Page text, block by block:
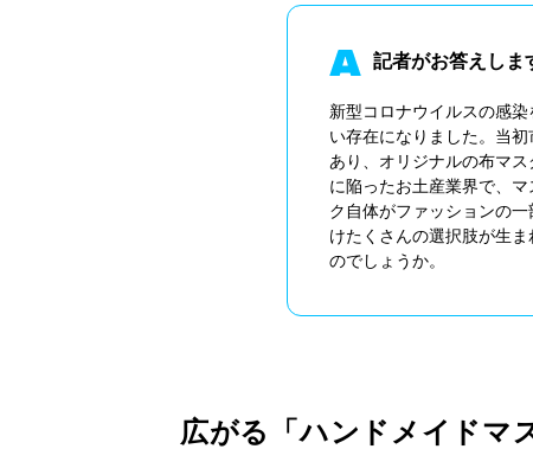
記者がお答えしま
新型コロナウイルスの感
い存在になりました。当
あり、オリジナルの布マ
に陥ったお土産業界で、
ク自体がファッションの
けたくさんの選択肢が生
のでしょうか。
広がる「ハンドメイドマ